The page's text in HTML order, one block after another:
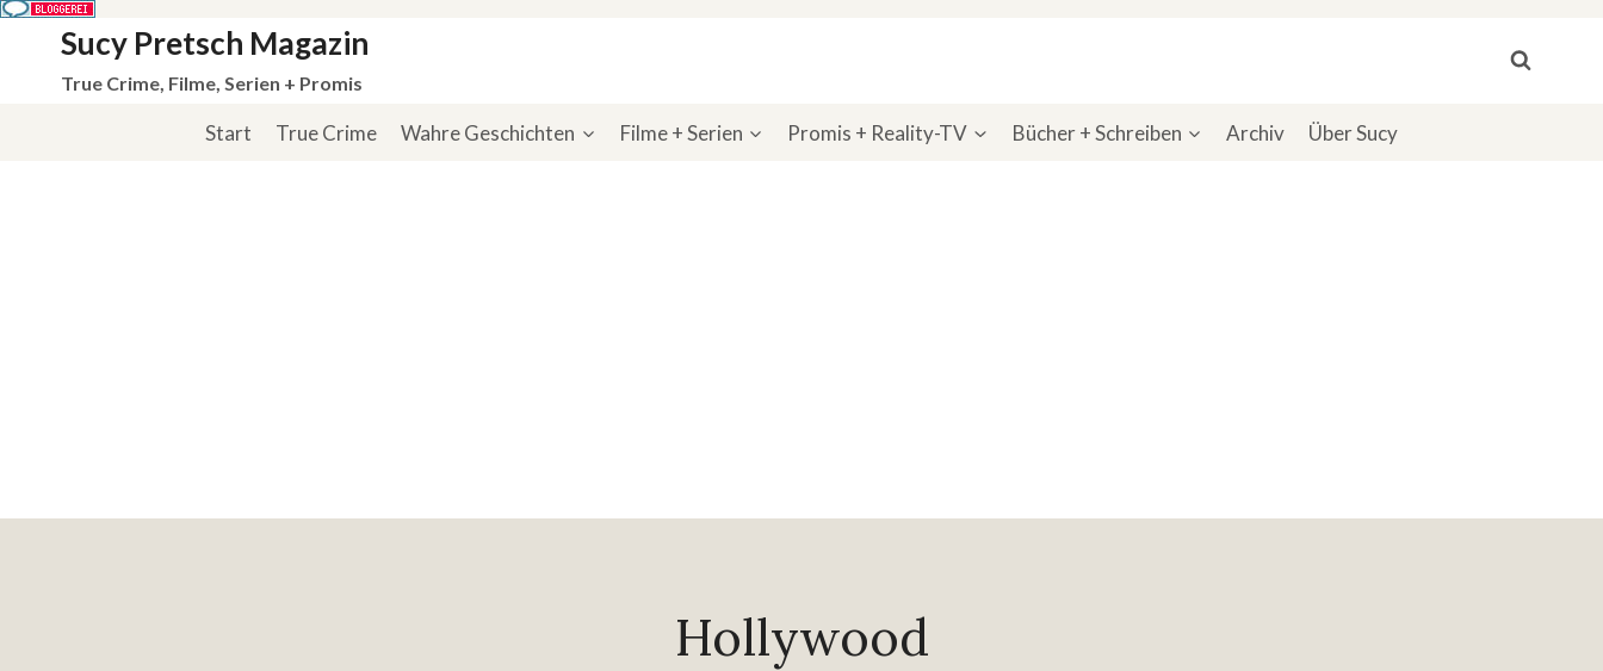
springen
Sucy Pretsch Magazin
True Crime, Filme, Serien + Promis
Start True Crime Wahre Geschichten Filme + Serien Promis + Reality-TV Bücher + Schreiben Archiv Über Sucy
Hollywood